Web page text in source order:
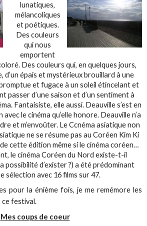
lunatiques,
mélancoliques
et poétiques.
Des couleurs
qui nous
emportent
Des couleurs qui, en quelques jours,
d’un épais et mystérieux brouillard à une
et fugace à un soleil étincelant et
passer d’une saison et d’un sentiment à
Fantaisiste, elle aussi. Deauville s’est en
le cinéma qu’elle honore. Deauville n’a
et m’envoûter. Le Ccnéma asiatique non
ne se résume pas au Coréen Kim Ki
cette édition même si le cinéma coréen…
le cinéma Coréen du Nord existe-t-il
possibilité d’exister ?) a été prédominant
sélection avec 16 films sur 47.
pour la énième fois, je me remémore les
de ce festival.
Mes coups de coeur